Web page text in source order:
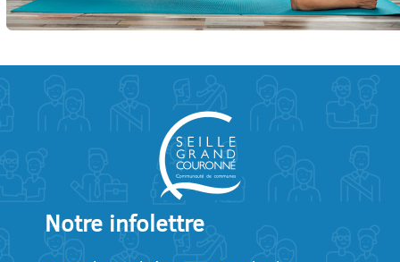
Notre infolettre